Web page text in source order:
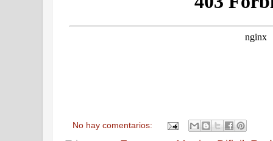
No hay comentarios: